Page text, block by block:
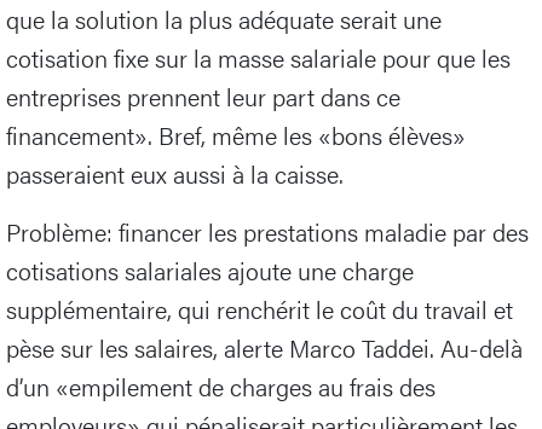
que la solution la plus adéquate serait une
cotisation fixe sur la masse salariale pour que les
entreprises prennent leur part dans ce
financement». Bref, même les «bons élèves»
passeraient eux aussi à la caisse.
Problème: financer les prestations maladie par des
cotisations salariales ajoute une charge
supplémentaire, qui renchérit le coût du travail et
pèse sur les salaires, alerte Marco Taddei. Au-delà
d’un «empilement de charges au frais des